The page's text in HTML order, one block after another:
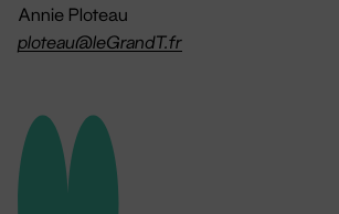
Annie Ploteau
ploteau@leGrandT.fr